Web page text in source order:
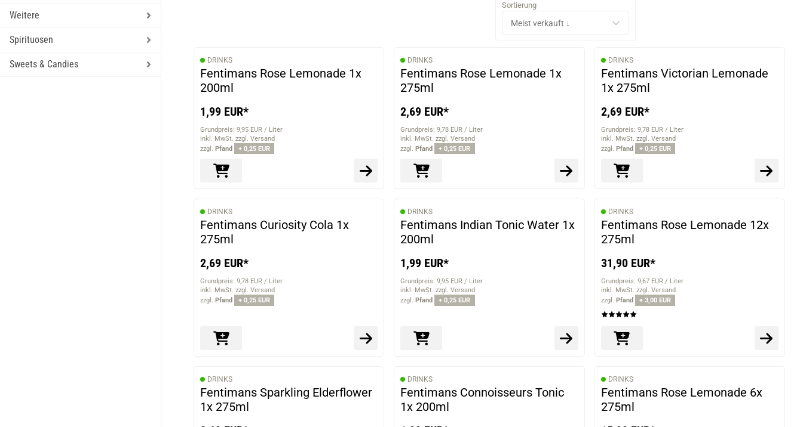
Weitere
Spirituosen
Sweets & Candies
Sortierung
DRINKS
Fentimans Rose Lemonade 1x
200ml
1,99 EUR*
Grundpreis: 9,95 EUR / Liter
inkl. MwSt. zzgl. Versand
zzgl. Pfand + 0,25 EUR
DRINKS
Fentimans Rose Lemonade 1x
275ml
2,69 EUR*
Grundpreis: 9,78 EUR / Liter
inkl. MwSt. zzgl. Versand
zzgl.Pfand + 0,25 EUR
DRINKS
Fentimans Victorian Lemonade
1x 275ml
2,69 EUR*
Grundpreis: 9,78 EUR / Liter
inkl. MwSt. zzgl. Versand
zzgl. Pfand + 0,25 EUR
DRINKS
Fentimans Curiosity Cola 1x
275ml
2,69 EUR*
Grundpreis: 9,78 EUR / Liter
inkl. MwSt. zzgl. Versand
zzgl. Pfand + 0,25 EUR
DRINKS
Fentimans Indian Tonic Water 1x
200ml
1,99 EUR*
Grundpreis: 9,95 EUR / Liter
inkl. MwSt. zzgl. Versand
zzgl. Pfand + 0,25 EUR
DRINKS
Fentimans Rose Lemonade 12x
275ml
31,90 EUR*
Grundpreis: 9,67 EUR / Liter
inkl. MwSt. zzgl. Versand
zzgl. Pfand + 3,00 EUR
DRINKS
Fentimans Sparkling Elderflower
1x 275ml
DRINKS
Fentimans Connoisseurs Tonic
1x 200ml
DRINKS
Fentimans Rose Lemonade 6x
275ml